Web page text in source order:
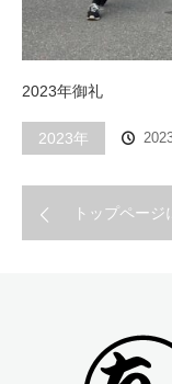
2023年御礼
2023年
トップページ